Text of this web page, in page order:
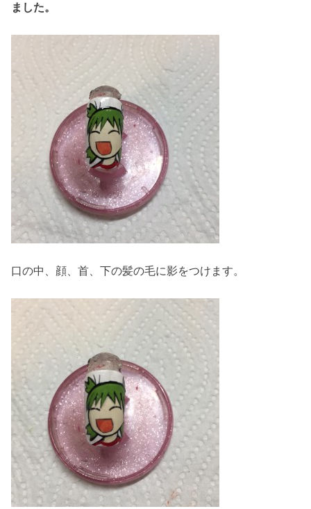
ました。
口の中、顔、首、下の髪の毛に影をつけます。